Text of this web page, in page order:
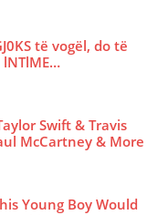
të vogël, do të
Swift & Travis
McCartney & More
Young Boy Would